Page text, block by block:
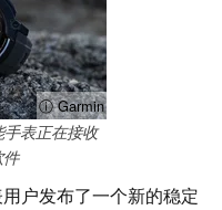
ⓘ Garmin
表正在接收
户发布了一个新的稳定